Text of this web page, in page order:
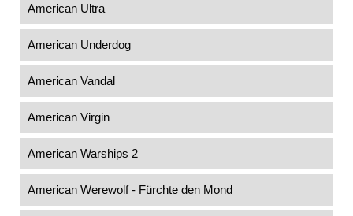
American Ultra
American Underdog
American Vandal
American Virgin
American Warships 2
American Werewolf - Fürchte den Mond